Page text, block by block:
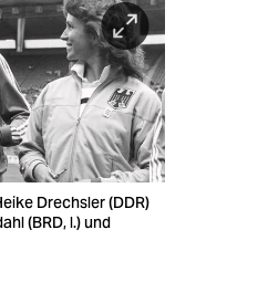
Drechsler (DDR)
(BRD, l.) und